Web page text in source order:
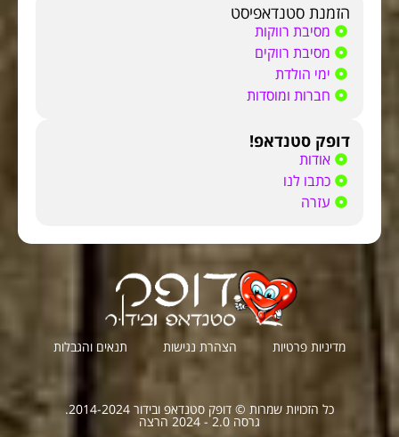
הזמנת סטנדאפיסט
מסיבת רווקות
מסיבת רווקים
ימי הולדת
חברות ומוסדות
דופק סטנדאפ!
אודות
כתבו לנו
עזרה
מדיניות פרטיות הצהרת נגישות תנאים והגבלות
כל הזכויות שמרות © דופק סטנדאפ ובידור 2014-2024.
גרסה 2.0 - 2024 הרצה